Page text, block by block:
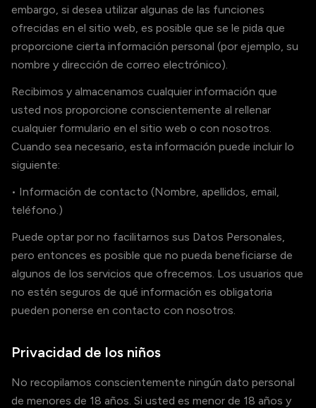
embargo, si desea utilizar algunas de las funciones
ofrecidas en el sitio web, es posible que se le pida que
proporcione cierta información personal (por ejemplo, su
nombre y dirección de correo electrónico).
Recibimos y almacenamos cualquier información que
usted nos proporcione conscientemente al rellenar
cualquier formulario en el sitio web o con nosotros.
Cuando sea necesario, esta información puede incluir lo
siguiente:
• Información de contacto (Nombre, apellidos, email,
teléfono.)
Puede optar por no facilitarnos sus Datos Personales,
pero entonces es posible que no pueda beneficiarse de
algunos de los servicios que ofrecemos. Los usuarios que
no estén seguros de qué información es obligatoria
pueden ponerse en contacto con nosotros.
Privacidad de los niños
No recopilamos conscientemente ningún dato personal
de menores de 18 años. Si usted es menor de 18 años y